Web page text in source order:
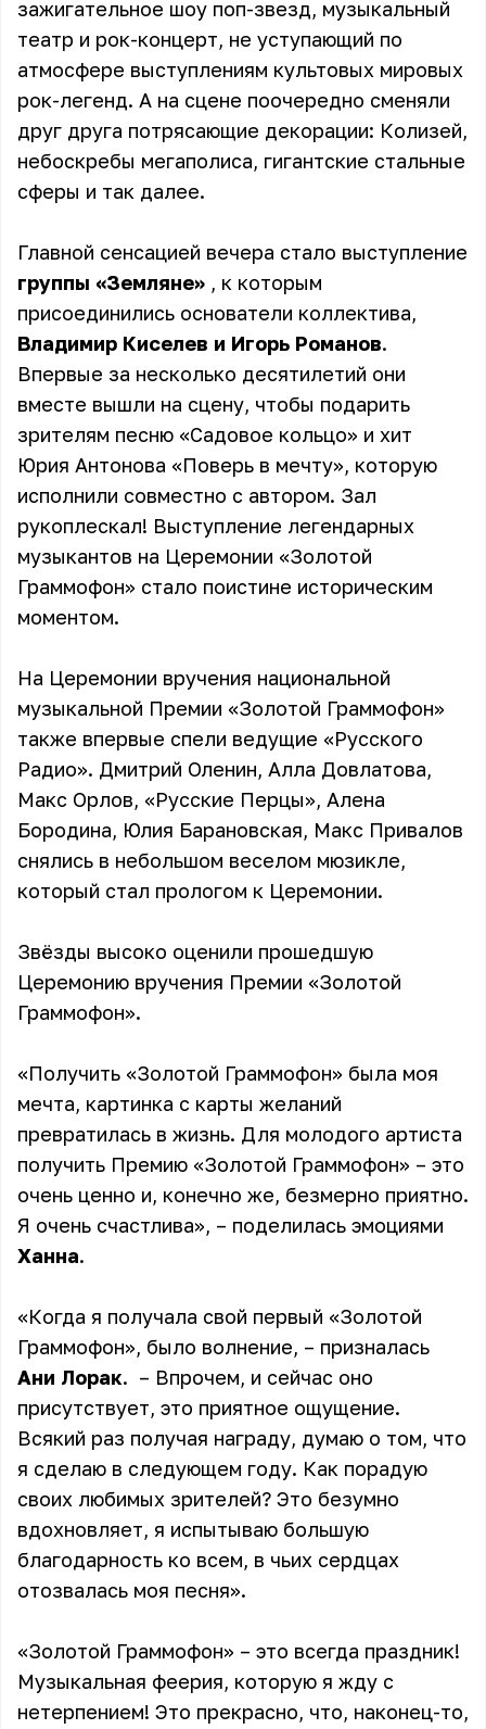
зажигательное шоу поп-звезд, музыкальный
театр и рок-концерт, не уступающий по
атмосфере выступлениям культовых мировых
рок-легенд. А на сцене поочередно сменяли
друг друга потрясающие декорации: Колизей,
небоскребы мегаполиса, гигантские стальные
сферы и так далее.
Главной сенсацией вечера стало выступление
группы «Земляне» , к которым
присоединились основатели коллектива,
Владимир Киселев и Игорь Романов.
Впервые за несколько десятилетий они
вместе вышли на сцену, чтобы подарить
зрителям песню «Садовое кольцо» и хит
Юрия Антонова «Поверь в мечту», которую
исполнили совместно с автором. Зал
рукоплескал! Выступление легендарных
музыкантов на Церемонии «Золотой
Граммофон» стало поистине историческим
моментом.
На Церемонии вручения национальной
музыкальной Премии «Золотой Граммофон»
также впервые спели ведущие «Русского
Радио». Дмитрий Оленин, Алла Довлатова,
Макс Орлов, «Русские Перцы», Алена
Бородина, Юлия Барановская, Макс Привалов
снялись в небольшом веселом мюзикле,
который стал прологом к Церемонии.
Звёзды высоко оценили прошедшую
Церемонию вручения Премии «Золотой
Граммофон».
«Получить «Золотой Граммофон» была моя
мечта, картинка с карты желаний
превратилась в жизнь. Для молодого артиста
получить Премию «Золотой Граммофон» – это
очень ценно и, конечно же, безмерно приятно.
Я очень счастлива», – поделилась эмоциями
Ханна.
«Когда я получала свой первый «Золотой
Граммофон», было волнение, – призналась
Ани Лорак. – Впрочем, и сейчас оно
присутствует, это приятное ощущение.
Всякий раз получая награду, думаю о том, что
я сделаю в следующем году. Как порадую
своих любимых зрителей? Это безумно
вдохновляет, я испытываю большую
благодарность ко всем, в чьих сердцах
отозвалась моя песня».
«Золотой Граммофон» – это всегда праздник!
Музыкальная феерия, которую я жду с
нетерпением! Это прекрасно, что, наконец-то,